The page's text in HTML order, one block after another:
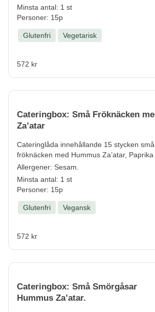
Minsta antal: 1 st
Personer: 15p
Glutenfri Vegetarisk
572 kr
Cateringbox: Små Fröknäcken
Za’atar
Cateringlåda innehållande 15 stycken
fröknäcken med Hummus Za’atar, Paprika
Allergener: Sesam.
Minsta antal: 1 st
Personer: 15p
Glutenfri Vegansk
572 kr
Cateringbox: Små Smörgåsar
Hummus Za’atar.